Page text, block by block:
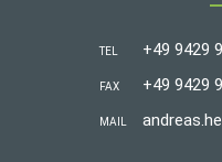
TEL +49 9429
FAX +49 9429
MAIL